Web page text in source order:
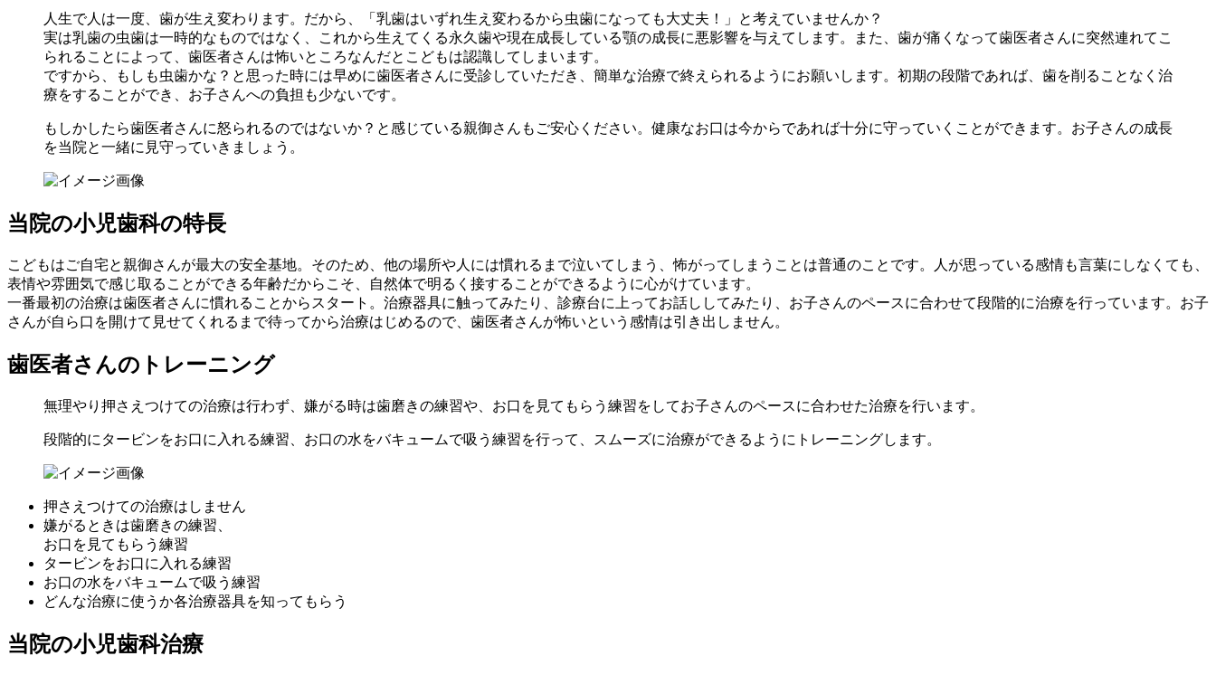
人生で人は一度、歯が生え変わります。だから、「乳歯はいずれ生え変わるから虫歯になっても大丈夫！」と考えていませんか？
実は乳歯の虫歯は一時的なものではなく、これから生えてくる永久歯や現在成長している顎の成長に悪影響を与えてします。また、歯が痛くなって歯医者さんに突然連れてこ
られることによって、歯医者さんは怖いところなんだとこどもは認識してしまいます。
ですから、もしも虫歯かな？と思った時には早めに歯医者さんに受診していただき、簡単な治療で終えられるようにお願いします。初期の段階であれば、歯を削ることなく治
療をすることができ、お子さんへの負担も少ないです。
もしかしたら歯医者さんに怒られるのではないか？と感じている親御さんもご安心ください。健康なお口は今からであれば十分に守っていくことができます。お子さんの成長
を当院と一緒に見守っていきましょう。
当院の小児歯科の特長
こどもはご自宅と親御さんが最大の安全基地。そのため、他の場所や人には慣れるまで泣いてしまう、怖がってしまうことは普通のことです。人が思っている感情も言葉にしなくても、
表情や雰囲気で感じ取ることができる年齢だからこそ、自然体で明るく接することができるように心がけています。
一番最初の治療は歯医者さんに慣れることからスタート。治療器具に触ってみたり、診療台に上ってお話ししてみたり、お子さんのペースに合わせて段階的に治療を行っています。お子
さんが自ら口を開けて見せてくれるまで待ってから治療はじめるので、歯医者さんが怖いという感情は引き出しません。
歯医者さんのトレーニング
無理やり押さえつけての治療は行わず、嫌がる時は歯磨きの練習や、お口を見てもらう練習をしてお子さんのペースに合わせた治療を行います。
段階的にタービンをお口に入れる練習、お口の水をバキュームで吸う練習を行って、スムーズに治療ができるようにトレーニングします。
押さえつけての治療はしません
嫌がるときは歯磨きの練習、
お口を見てもらう練習
タービンをお口に入れる練習
お口の水をバキュームで吸う練習
どんな治療に使うか各治療器具を知ってもらう
当院の小児歯科治療